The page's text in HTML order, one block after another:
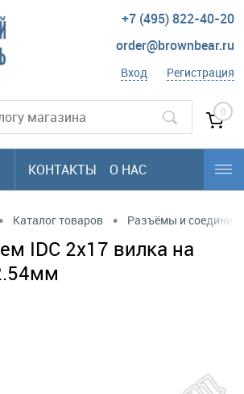
+7 (495) 822-40-20
order@brownbear.ru
Вход Регистрация
0
КОНТАКТЫ О НАС
Каталог товаров • Разъёмы и
IDC 2х17 вилка на